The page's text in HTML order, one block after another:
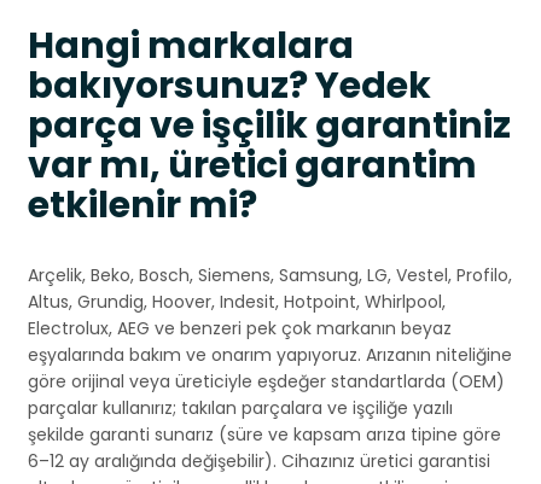
Hangi markalara
bakıyorsunuz? Yedek
parça ve işçilik garantiniz
var mı, üretici garantim
etkilenir mi?
Arçelik, Beko, Bosch, Siemens, Samsung, LG, Vestel, Profilo,
Altus, Grundig, Hoover, Indesit, Hotpoint, Whirlpool,
Electrolux, AEG ve benzeri pek çok markanın beyaz
eşyalarında bakım ve onarım yapıyoruz. Arızanın niteliğine
göre orijinal veya üreticiyle eşdeğer standartlarda (OEM)
parçalar kullanırız; takılan parçalara ve işçiliğe yazılı
şekilde garanti sunarız (süre ve kapsam arıza tipine göre
6–12 ay aralığında değişebilir). Cihazınız üretici garantisi